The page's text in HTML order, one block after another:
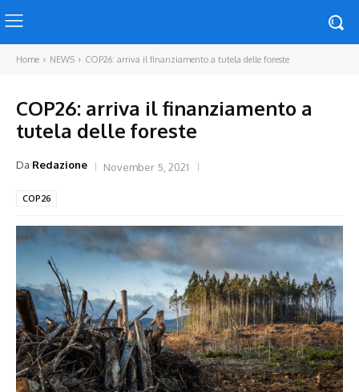
Home NEWS COP26: arriva il finanziamento a tutela delle foreste
COP26: arriva il finanziamento a
tutela delle foreste
Da Redazione November 5, 2021
COP26